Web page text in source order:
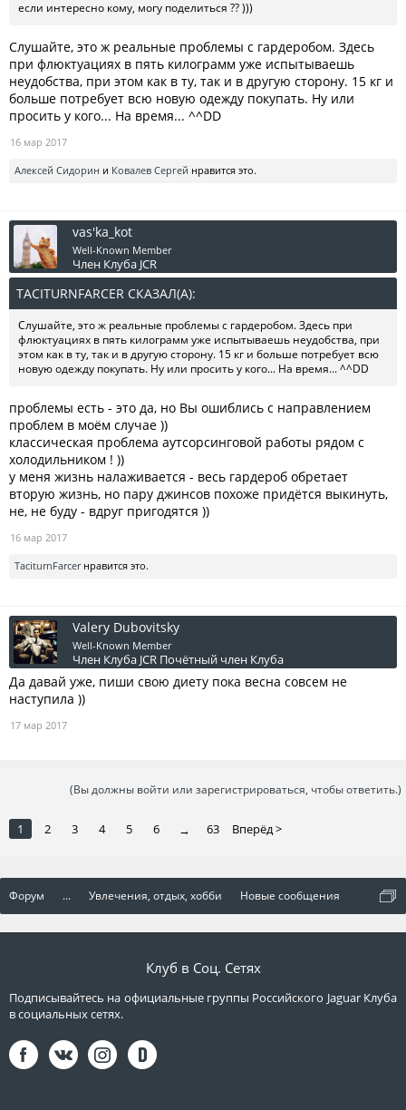
если интересно кому, могу поделиться ?? )))
Слушайте, это ж реальные проблемы с гардеробом. Здесь
при флюктуациях в пять килограмм уже испытываешь
неудобства, при этом как в ту, так и в другую сторону. 15 кг и
больше потребует всю новую одежду покупать. Ну или
просить у кого... На время... ^^DD
16 мар 2017
Алексей Сидорин и Ковалев Сергей нравится это.
vas'ka_kot
Well-Known Member
Член Клуба JCR
TACITURNFARCER СКАЗАЛ(А):
Слушайте, это ж реальные проблемы с гардеробом. Здесь при
флюктуациях в пять килограмм уже испытываешь неудобства, при
этом как в ту, так и в другую сторону. 15 кг и больше потребует всю
новую одежду покупать. Ну или просить у кого... На время... ^^DD
проблемы есть - это да, но Вы ошиблись с направлением
проблем в моём случае ))
классическая проблема аутсорсинговой работы рядом с
холодильником ! ))
у меня жизнь налаживается - весь гардероб обретает
вторую жизнь, но пару джинсов похоже придётся выкинуть,
не, не буду - вдруг пригодятся ))
16 мар 2017
TaciturnFarcerнравится это.
Valery Dubovitsky
Well-Known Member
Член Клуба JCR Почётный член Клуба
Да давай уже, пиши свою диету пока весна совсем не
наступила ))
17 мар 2017
(Вы должны войти или зарегистрироваться, чтобы ответить.)
1 2 3 4 5 6 → 63 Вперёд >
Форум ... Увлечения, отдых, хобби Новые сообщения
Клуб в Соц. Сетях
Подписывайтесь на официальные группы Российского Jaguar Клуба
в социальных сетях.